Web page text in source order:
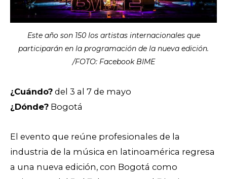
Este año son 150 los artistas internacionales que
participarán en la programación de la nueva edición.
/FOTO: Facebook BIME
¿Cuándo? del 3 al 7 de mayo
¿Dónde? Bogotá
El evento que reúne profesionales de la
industria de la música en latinoamérica regresa
a una nueva edición, con Bogotá como